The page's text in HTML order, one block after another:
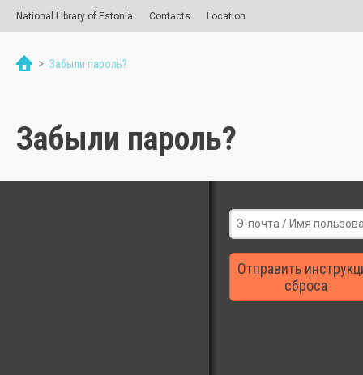
National Library of Estonia Contacts Location
> Забыли пароль?
Забыли пароль?
Отправить
сброса